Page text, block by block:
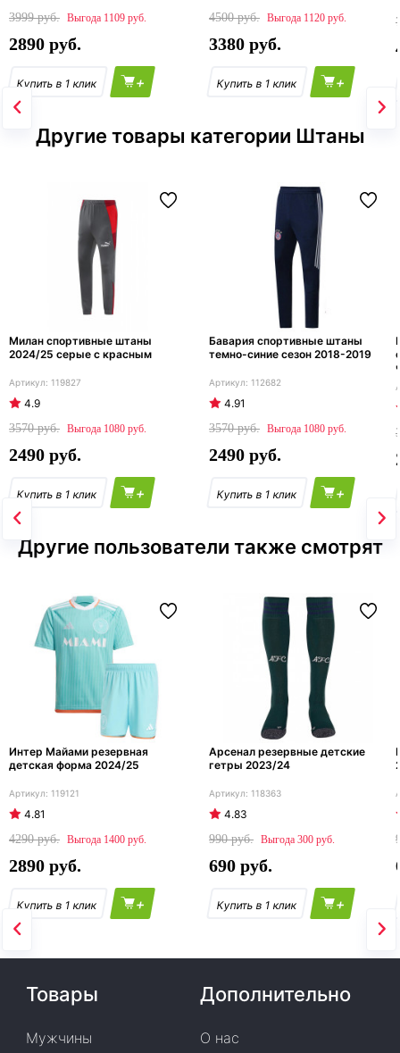
3999
1109
2890
+
4500
1120
3380
+
Другие товары категории Штаны
Милан спортивные штаны
2024/25 серые с красным
119827
4.9
3570
1080
2490
+
Бавария спортивные штаны
темно-синие сезон 2018-2019
112682
4.91
3570
1080
2490
+
Другие пользователи также смотрят
Интер Майами резервная
детская форма 2024/25
119121
4.81
4290
1400
2890
+
Арсенал резервные детские
гетры 2023/24
118363
4.83
990
300
690
+
Товары
Мужчины
Дополнительно
О нас